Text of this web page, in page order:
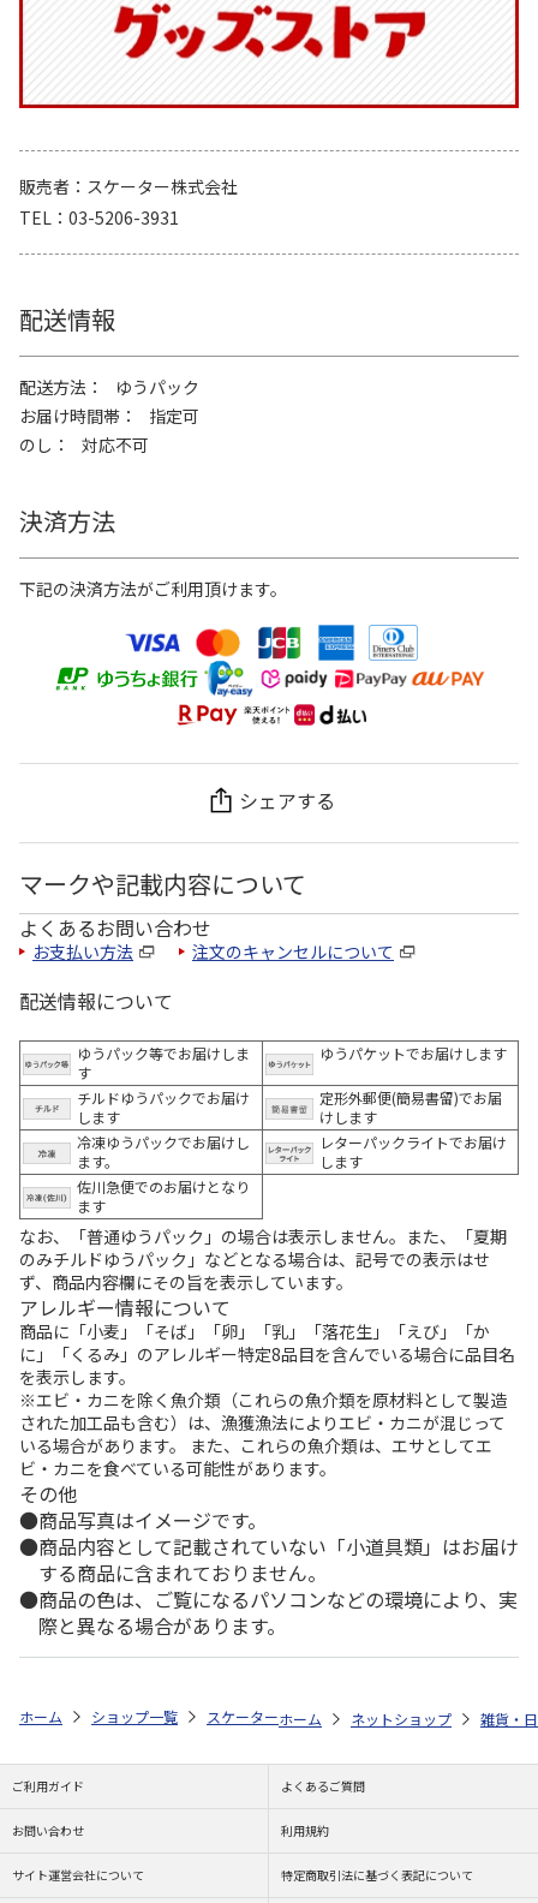
販売者
スケーター株式会社
TEL
03-5206-3931
配送情報
配送方法
ゆうパック
お届け時間帯
指定可
のし
対応不可
決済方法
下記の決済方法がご利用頂けます。
シェアする
マークや記載内容について
よくあるお問い合わせ
お支払い方法 注文のキャンセルについて
配送情報について
ゆうパック等でお届けしま
す
ゆうパケットでお届けします
チルドゆうパックでお届け
します
定形外郵便(簡易書留)でお届
けします
冷凍ゆうパックでお届けし
ます。
レターパックライトでお届け
します
佐川急便でのお届けとなり
ます
なお、「普通ゆうパック」の場合は表示しません。また、「夏期
のみチルドゆうパック」などとなる場合は、記号での表示はせ
ず、商品内容欄にその旨を表示しています。
アレルギー情報について
商品に「小麦」「そば」「卵」「乳」「落花生」「えび」「か
に」「くるみ」のアレルギー特定8品目を含んでいる場合に品目名
を表示します。
※エビ・カニを除く魚介類（これらの魚介類を原材料として製造
された加工品も含む）は、漁獲漁法によりエビ・カニが混じって
いる場合があります。 また、これらの魚介類は、エサとしてエ
ビ・カニを食べている可能性があります。
その他
商品写真はイメージです。
商品内容として記載されていない「小道具類」はお届け
する商品に含まれておりません。
商品の色は、ご覧になるパソコンなどの環境により、実
際と異なる場合があります。
ホーム ショップ一覧 スケーター 抗菌 食洗機対応 ふわっとフタタ
ホーム ネットショップ 雑貨・
ご利用ガイド よくあるご質問
お問い合わせ 利用規約
サイト運営会社について 特定商取引法に基づく表記について